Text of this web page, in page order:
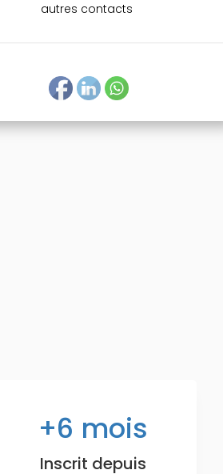
autres contacts
6 mois
Inscrit depuis